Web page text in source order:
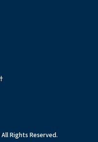
Rights Reserved.